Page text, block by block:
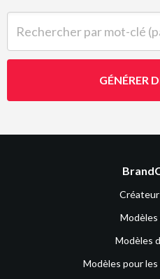
GÉNÉRER
Modèles
Modèles
Modèles pour